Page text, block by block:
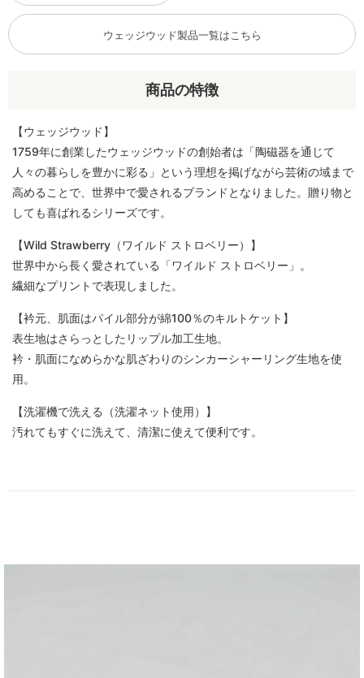
商品の特徴
【ウェッジウッド】
1759年に創業したウェッジウッドの創始者は「陶磁器を通じて
人々の暮らしを豊かに彩る」という理想を掲げながら芸術の域まで
高めることで、世界中で愛されるブランドとなりました。贈り物と
しても喜ばれるシリーズです。
【Wild Strawberry（ワイルド ストロベリー）】
世界中から長く愛されている「ワイルド ストロベリー」。
繊細なプリントで表現しました。
【衿元、肌面はパイル部分が綿100％のキルトケット】
表生地はさらっとしたリップル加工生地。
衿・肌面になめらかな肌ざわりのシンカーシャーリング生地を使
用。
【洗濯機で洗える（洗濯ネット使用）】
汚れてもすぐに洗えて、清潔に使えて便利です。
ウェッジウッド製品一覧はこちら